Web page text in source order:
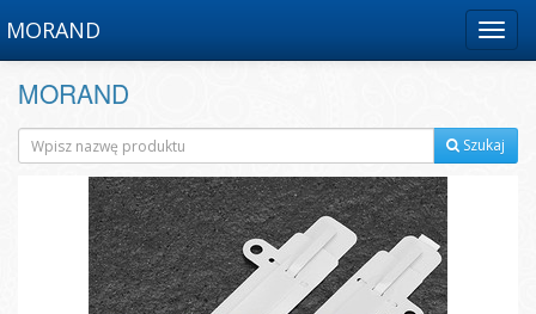
Menu
MORAND
MORAND
Szukaj